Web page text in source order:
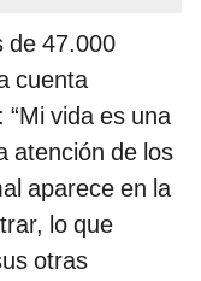
de 47.000
cuenta
vida es una
atención de los
aparece en la
lo que
otras